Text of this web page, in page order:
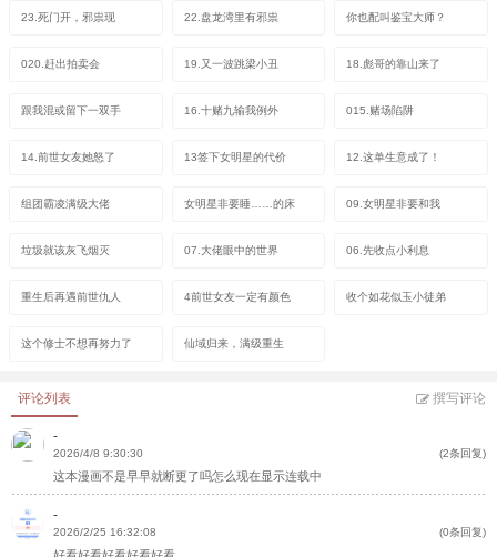
23.死门开，邪祟现 22.盘龙湾里有邪祟 你也配叫鉴宝大师？
020.赶出拍卖会 19.又一波跳梁小丑 18.彪哥的靠山来了
跟我混或留下一双手 16.十赌九输我例外 015.赌场陷阱
14.前世女友她怒了 13签下女明星的代价 12.这单生意成了！
组团霸凌满级大佬 女明星非要睡……的床 09.女明星非要和我
垃圾就该灰飞烟灭 07.大佬眼中的世界 06.先收点小利息
重生后再遇前世仇人 4前世女友一定有颜色 收个如花似玉小徒弟
这个修士不想再努力了 仙域归来，满级重生
评论列表 撰写评论
-
2026/4/8 9:30:30 (2条回复)
这本漫画不是早早就断更了吗怎么现在显示连载中
-
2026/2/25 16:32:08 (0条回复)